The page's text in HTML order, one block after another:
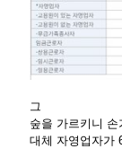
그
숲을 가르키니
대체 자영업자가